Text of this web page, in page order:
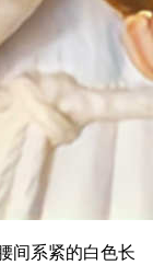
间系紧的白色长